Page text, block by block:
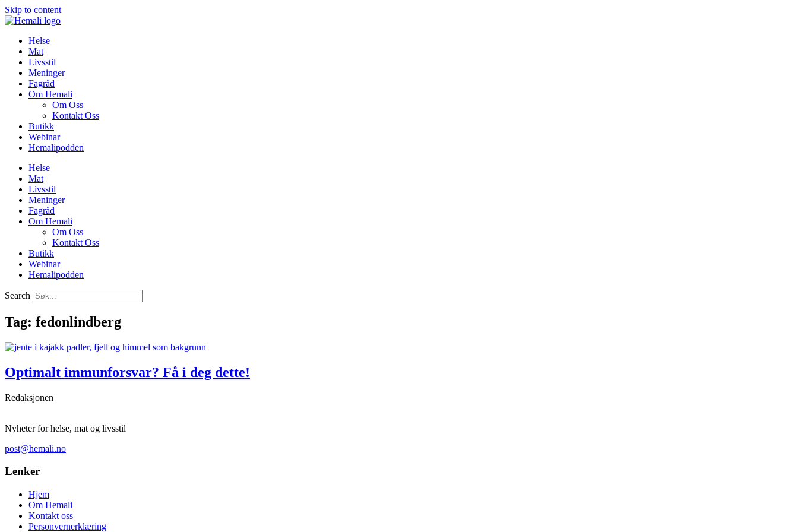
Skip to content
Helse
Mat
Livsstil
Meninger
Fagråd
Om Hemali
Om Oss
Kontakt Oss
Butikk
Webinar
Hemalipodden
Helse
Mat
Livsstil
Meninger
Fagråd
Om Hemali
Om Oss
Kontakt Oss
Butikk
Webinar
Hemalipodden
Search
Tag: fedonlindberg
Optimalt immunforsvar? Få i deg dette!
Redaksjonen
Nyheter for helse, mat og livsstil
post@hemali.no
Lenker
Hjem
Om Hemali
Kontakt oss
Personvernerklæring